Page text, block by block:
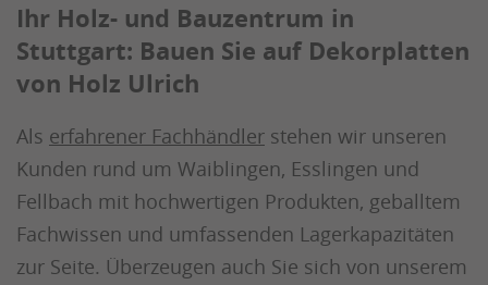
Ihr Holz- und Bauzentrum in
Stuttgart: Bauen Sie auf Dekorplatten
von Holz Ulrich
Als erfahrener Fachhändler stehen wir unseren
Kunden rund um Waiblingen, Esslingen und
Fellbach mit hochwertigen Produkten, geballtem
Fachwissen und umfassenden Lagerkapazitäten
zur Seite. Überzeugen auch Sie sich von unserem